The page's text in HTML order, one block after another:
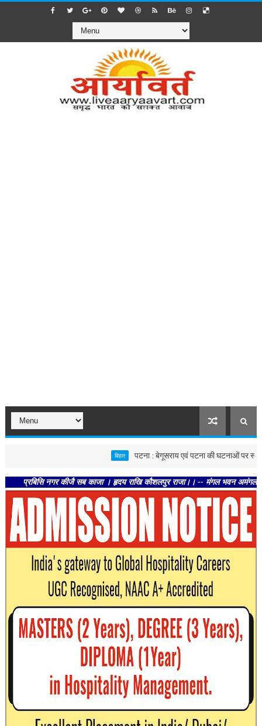
पटना : बेगूसराय एवं पटना की घटनाओं पर स्वास्थ्य
नगर कीजै सब काजा । हृदय राखि कौशलपुर राजा।। -- मंगल भवन अमंगल हारी।